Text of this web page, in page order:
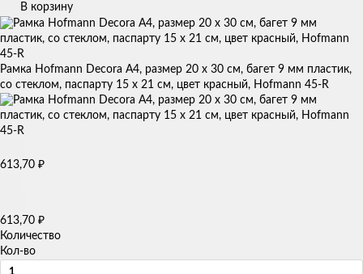
В корзину
Рамка Hofmann Decora A4, размер 20 x 30 см, багет 9 мм пластик,
со стеклом, паспарту 15 х 21 см, цвет красный, Hofmann 45-R
613,70 ₽
613,70 ₽
Количество
Кол-во